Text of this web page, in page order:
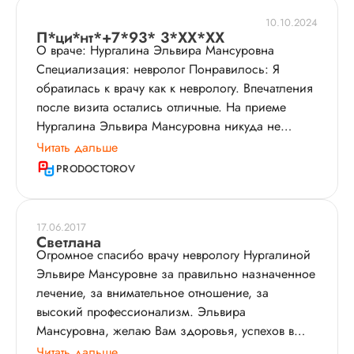
10.10.2024
П*ци*нт*+7*93* 3*XX*XX
О враче: Нургалина Эльвира Мансуровна
Специализация: невролог Понравилось: Я
обратилась к врачу как к неврологу. Впечатления
после визита остались отличные. На приеме
Нургалина Эльвира Мансуровна никуда не
спешила и не отвлекалась. На мой взгляд, она
очень хороший врач, помогла мне. Я пришла к
доктору по жалобам. С собой предыдущие
документы я не приносила, но на словах
рассказала историю, как все было.
Дополнительно ничего проходить не назначали,
так как нельзя, потому что у меня 1 триместр
беременности. Поэтому специалист провела
пальпацию и опрос, дала рекомендации и
выписала препараты, которые помогли. Она
указала дозировки и как часто принимать
Читать дальше
PRODOCTOROV
17.06.2017
Светлана
Огромное спасибо врачу неврологу Нургалиной
Эльвире Мансуровне за правильно назначенное
лечение, за внимательное отношение, за
высокий профессионализм. Эльвира
Мансуровна, желаю Вам здоровья, успехов в
работе.